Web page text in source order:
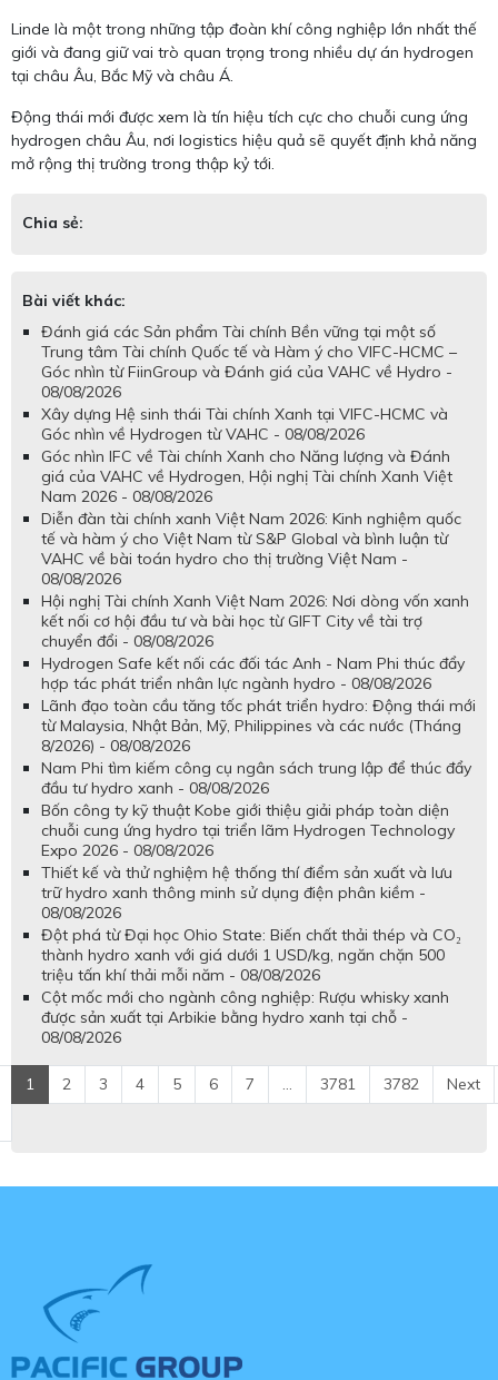
Linde là một trong những tập đoàn khí công nghiệp lớn nhất thế
giới và đang giữ vai trò quan trọng trong nhiều dự án hydrogen
tại châu Âu, Bắc Mỹ và châu Á.
Động thái mới được xem là tín hiệu tích cực cho chuỗi cung ứng
hydrogen châu Âu, nơi logistics hiệu quả sẽ quyết định khả năng
mở rộng thị trường trong thập kỷ tới.
Chia sẻ:
Bài viết khác:
Đánh giá các Sản phẩm Tài chính Bền vững tại một số
Trung tâm Tài chính Quốc tế và Hàm ý cho VIFC-HCMC –
Góc nhìn từ FiinGroup và Đánh giá của VAHC về Hydro -
08/08/2026
Xây dựng Hệ sinh thái Tài chính Xanh tại VIFC-HCMC và
Góc nhìn về Hydrogen từ VAHC - 08/08/2026
Góc nhìn IFC về Tài chính Xanh cho Năng lượng và Đánh
giá của VAHC về Hydrogen, Hội nghị Tài chính Xanh Việt
Nam 2026 - 08/08/2026
Diễn đàn tài chính xanh Việt Nam 2026: Kinh nghiệm quốc
tế và hàm ý cho Việt Nam từ S&P Global và bình luận từ
VAHC về bài toán hydro cho thị trường Việt Nam -
08/08/2026
Hội nghị Tài chính Xanh Việt Nam 2026: Nơi dòng vốn xanh
kết nối cơ hội đầu tư và bài học từ GIFT City về tài trợ
chuyển đổi - 08/08/2026
Hydrogen Safe kết nối các đối tác Anh - Nam Phi thúc đẩy
hợp tác phát triển nhân lực ngành hydro - 08/08/2026
Lãnh đạo toàn cầu tăng tốc phát triển hydro: Động thái mới
từ Malaysia, Nhật Bản, Mỹ, Philippines và các nước (Tháng
8/2026) - 08/08/2026
Nam Phi tìm kiếm công cụ ngân sách trung lập để thúc đẩy
đầu tư hydro xanh - 08/08/2026
Bốn công ty kỹ thuật Kobe giới thiệu giải pháp toàn diện
chuỗi cung ứng hydro tại triển lãm Hydrogen Technology
Expo 2026 - 08/08/2026
Thiết kế và thử nghiệm hệ thống thí điểm sản xuất và lưu
trữ hydro xanh thông minh sử dụng điện phân kiềm -
08/08/2026
Đột phá từ Đại học Ohio State: Biến chất thải thép và CO₂
thành hydro xanh với giá dưới 1 USD/kg, ngăn chặn 500
triệu tấn khí thải mỗi năm - 08/08/2026
Cột mốc mới cho ngành công nghiệp: Rượu whisky xanh
được sản xuất tại Arbikie bằng hydro xanh tại chỗ -
08/08/2026
1 2 3 4 5 6 7 ... 3781 3782 Next